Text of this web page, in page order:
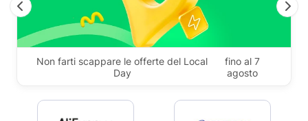
Non farti scappare le offerte del Local
Day
fino al 7
agosto
Previous